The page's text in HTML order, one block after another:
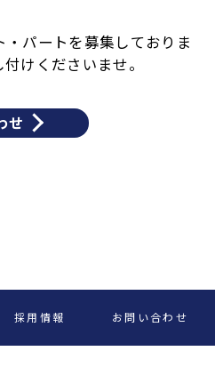
パートを募集しておりま
けくださいませ。
せ
採用情報 お問い合わせ